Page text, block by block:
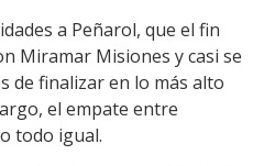
a Peñarol, que el fin
Miramar Misiones y casi se
de finalizar en lo más alto
el empate entre
todo igual.